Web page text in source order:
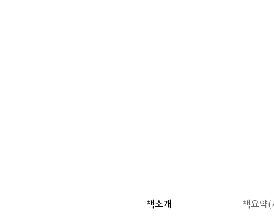
책소개 책요약(